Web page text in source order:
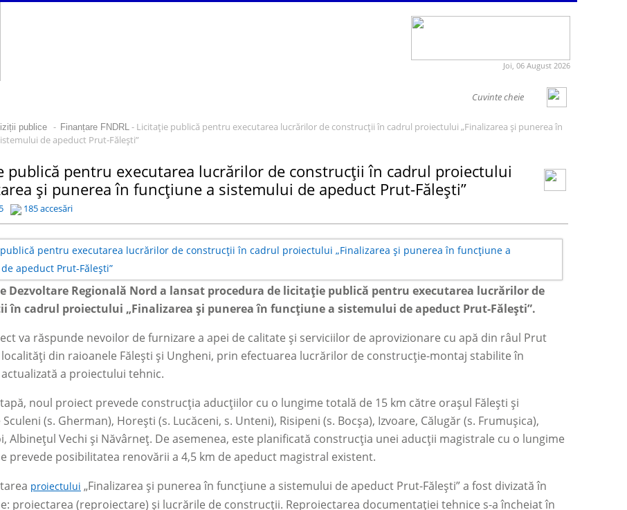
Joi, 06 August 2026
publice - Finanțare FNDRL - Licitație publică pentru executarea lucrărilor de construcții în cadrul proiectului „Finalizarea și punerea în
de apeduct Prut-Fălești”
publică pentru executarea lucrărilor de construcții în cadrul proiectului
și punerea în funcțiune a sistemului de apeduct Prut-Fălești”
185 accesări
Dezvoltare Regională Nord a lansat procedura de licitație publică pentru executarea lucrărilor de
în cadrul proiectului „Finalizarea și punerea în funcțiune a sistemului de apeduct Prut-Fălești”.
va răspunde nevoilor de furnizare a apei de calitate și serviciilor de aprovizionare cu apă din râul Prut
din raioanele Fălești și Ungheni, prin efectuarea lucrărilor de construcție-montaj stabilite în
a proiectului tehnic.
noul proiect prevede construcția aducțiilor cu o lungime totală de 15 km către orașul Fălești și
(s. Gherman), Horești (s. Lucăceni, s. Unteni), Risipeni (s. Bocșa), Izvoare, Călugăr (s. Frumușica),
Albinețul Vechi și Năvârneț. De asemenea, este planificată construcția unei aducții magistrale cu o lungime
prevede posibilitatea renovării a 4,5 km de apeduct magistral existent.
proiectului „Finalizarea și punerea în funcțiune a sistemului de apeduct Prut-Fălești” a fost divizată în
proiectarea (reproiectare) și lucrările de construcții. Reproiectarea documentației tehnice s-a încheiat în